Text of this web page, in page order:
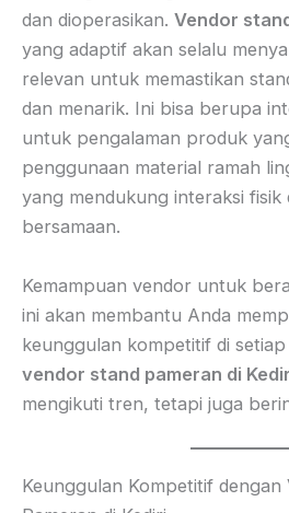
dan dioperasikan. Vendor
yang adaptif akan selalu
relevan untuk memastikan
dan menarik. Ini bisa berupa
untuk pengalaman produk
penggunaan material ramah
yang mendukung interaksi fisik
bersamaan.
Kemampuan vendor untuk
ini akan membantu Anda
keunggulan kompetitif di
vendor stand pameran di
mengikuti tren, tetapi juga
Keunggulan Kompetitif dengan